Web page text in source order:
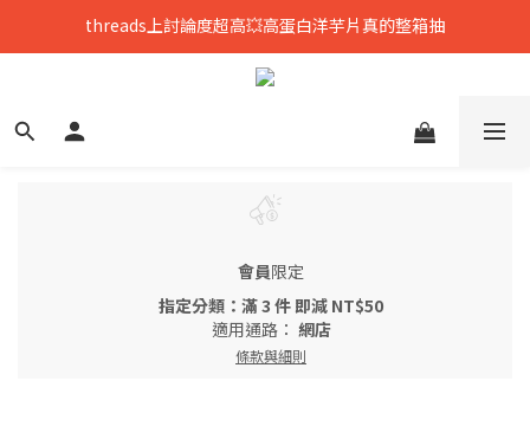
只到8/8💥全館699免運，再送熟香烏龍米米花
中元拜拜要澎湃👻任選8包888，好運大爆花
會員限定
指定分類：滿 3 件 即減 NT$50
適用通路： 網店
條款與細則